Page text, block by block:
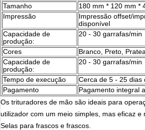
Tamanho
180 mm * 120 mm *
Impressão
Impressão offset/
disponível
Capacidade de
produção:
20 - 30 garrafas/min
Cores
Branco, Preto,
Capacidade de
produção:
20 - 30 garrafas/min
Tempo de execução
Cerca de 5 - 25 dias
Pagamento
Pagamento integral
Os trituradores de mão são ideais para
utilizador com um meio simples, mas eficaz
Selas para frascos e frascos.